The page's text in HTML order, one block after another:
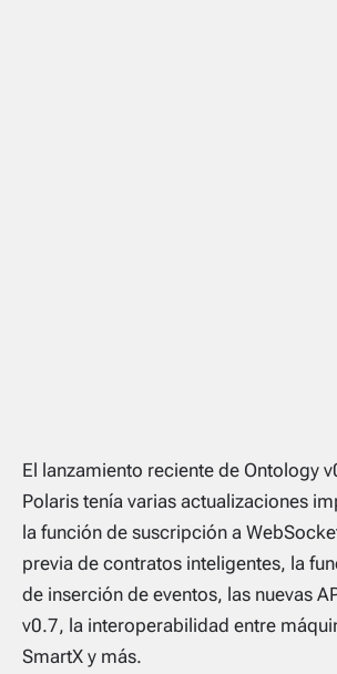
El lanzamiento reciente de Ontology
Polaris tenía varias actualizaciones
la función de suscripción a
previa de contratos inteligentes, la
de inserción de eventos, las nuevas
v0.7, la interoperabilidad entre
SmartX y más.